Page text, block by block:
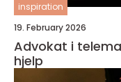
inspiration
19. February 2026
Advokat i telemark slik finner du riktig
hjelp